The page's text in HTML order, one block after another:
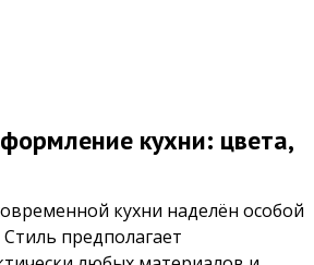
кухни: цвета,
кухни наделён особой
предполагает